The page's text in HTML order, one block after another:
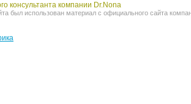
консультанта компании Dr.Nona
был использован материал с официального сайта